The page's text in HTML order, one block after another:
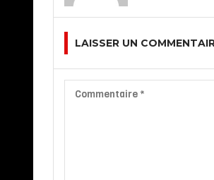
LAISSER UN